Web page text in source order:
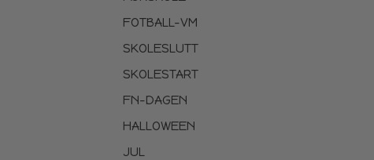
FOTBALL-VM
SKOLESLUTT
SKOLESTART
FN-DAGEN
HALLOWEEN
JUL